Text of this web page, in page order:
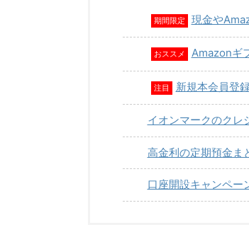
期間限定 現金や
おススメ Amazonギ
注目 新規本会員登
イオンマークのクレ
高金利の定期預金ま
口座開設キャンペー